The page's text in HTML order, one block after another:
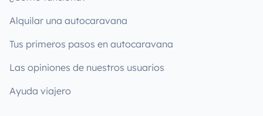
Alquilar una autocaravana
Tus primeros pasos en autocaravana
Las opiniones de nuestros usuarios
Ayuda viajero